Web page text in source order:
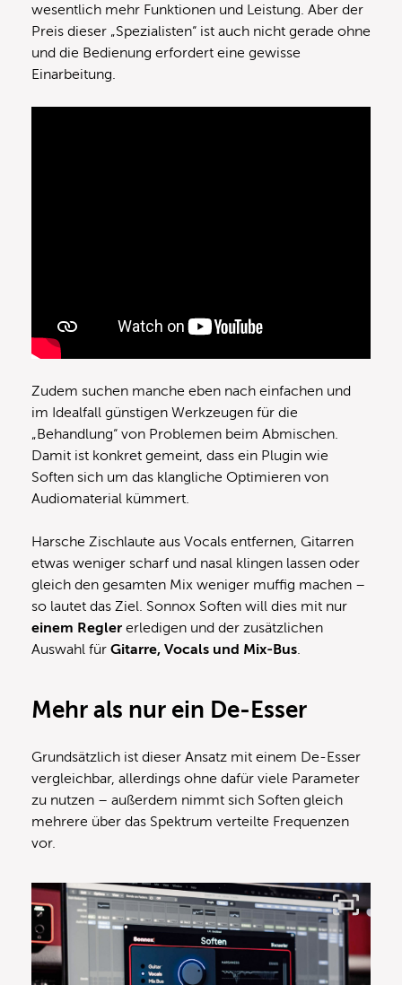
wesentlich mehr Funktionen und Leistung. Aber der
Preis dieser „Spezialisten“ ist auch nicht gerade ohne
und die Bedienung erfordert eine gewisse
Einarbeitung.
Zudem suchen manche eben nach einfachen und
im Idealfall günstigen Werkzeugen für die
„Behandlung“ von Problemen beim Abmischen.
Damit ist konkret gemeint, dass ein Plugin wie
Soften sich um das klangliche Optimieren von
Audiomaterial kümmert.
Harsche Zischlaute aus Vocals entfernen, Gitarren
etwas weniger scharf und nasal klingen lassen oder
gleich den gesamten Mix weniger muffig machen –
so lautet das Ziel. Sonnox Soften will dies mit nur
einem Regler erledigen und der zusätzlichen
Auswahl für Gitarre, Vocals und Mix-Bus.
Mehr als nur ein De-Esser
Grundsätzlich ist dieser Ansatz mit einem De-Esser
vergleichbar, allerdings ohne dafür viele Parameter
zu nutzen – außerdem nimmt sich Soften gleich
mehrere über das Spektrum verteilte Frequenzen
vor.